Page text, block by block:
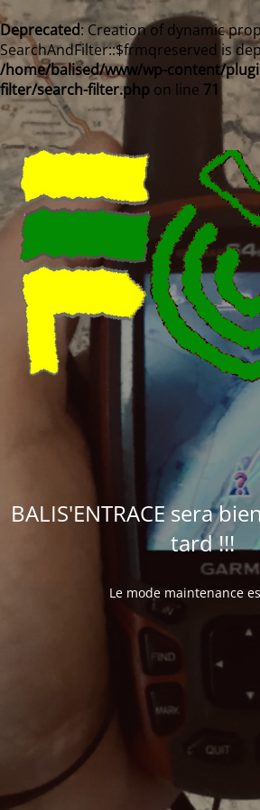
Deprecated: Creation of dynamic
SearchAndFilter::$frmqreserved is
/home/balised/www/wp-content/
filter/search-filter.php on line 71
BALIS'ENTRACE sera
tard !!!
Le mode maintenance